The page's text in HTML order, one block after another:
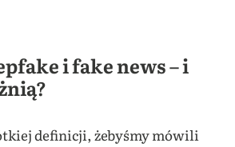
i fake news – i
definicji, żebyśmy mówili